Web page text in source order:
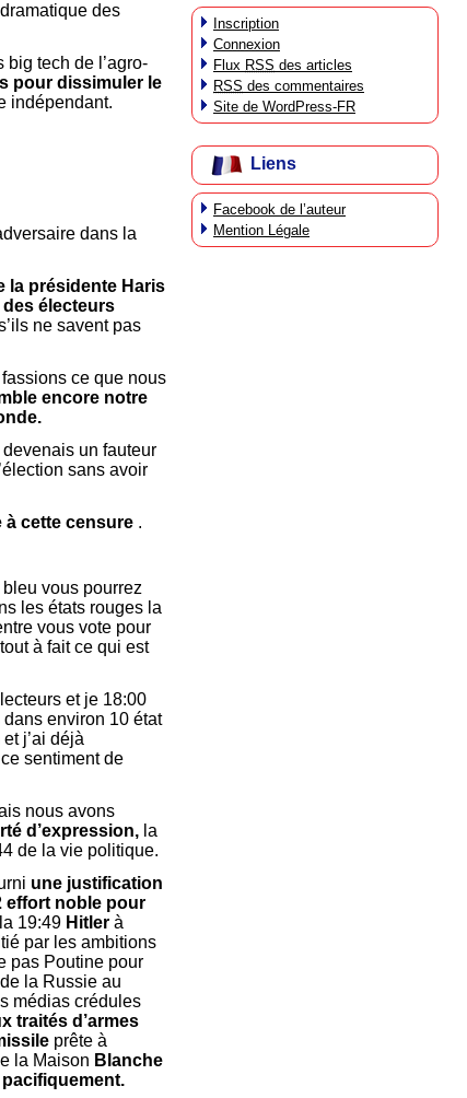
des
big tech de l’agro-
pour dissimuler le
indépendant.
dans la
la présidente Haris
électeurs
ne savent pas
ce que nous
encore notre
un fauteur
sans avoir
à cette censure .
vous pourrez
les états rouges la
vous vote pour
à fait ce qui est
et je 18:00
dans environ 10 état
j’ai déjà
sentiment de
nous avons
d’expression, la
de la vie politique.
une justification
effort noble pour
19:49 Hitler à
par les ambitions
pas Poutine pour
la Russie au
médias crédules
traités d’armes
prête à
la Maison Blanche
Inscription
Connexion
Flux RSS des articles
RSS des commentaires
Site de WordPress-FR
Liens
Facebook de l’auteur
Mention Légale